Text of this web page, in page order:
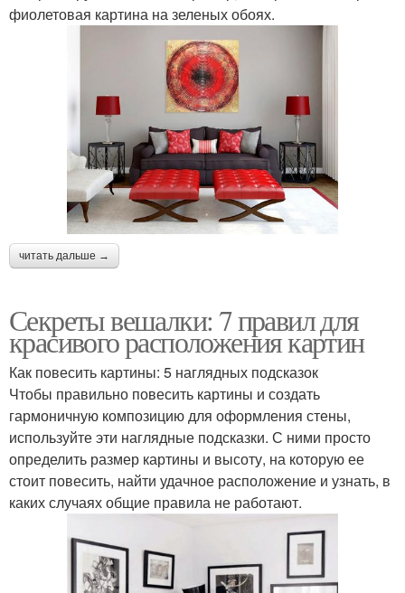
фиолетовая картина на зеленых обоях.
читать дальше →
Секреты вешалки: 7 правил для
красивого расположения картин
Как повесить картины: 5 наглядных подсказок
Чтобы правильно повесить картины и создать
гармоничную композицию для оформления стены,
используйте эти наглядные подсказки. С ними просто
определить размер картины и высоту, на которую ее
стоит повесить, найти удачное расположение и узнать, в
каких случаях общие правила не работают.